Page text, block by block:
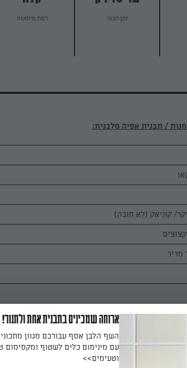
זמן הכנה רמת מיומנות
ארוחה שמכינים בתבנית אחת ולתנור!
השף הלבן אסף עבורכם מגוון
עם מינימום כלים לשטוף
וטעימים>>